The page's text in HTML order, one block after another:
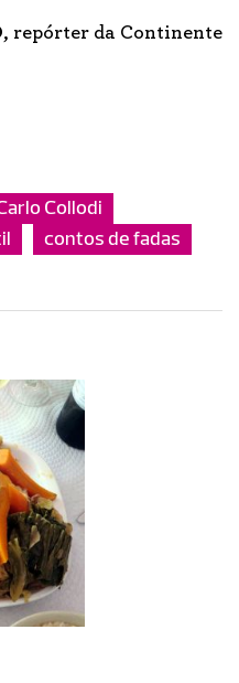
, repórter da Continente
Collodi
contos de fadas